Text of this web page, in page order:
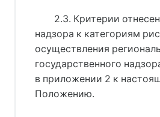
2.3. Критерии
надзора к категориям
осуществления
государственного
в приложении 2 к
Положению.